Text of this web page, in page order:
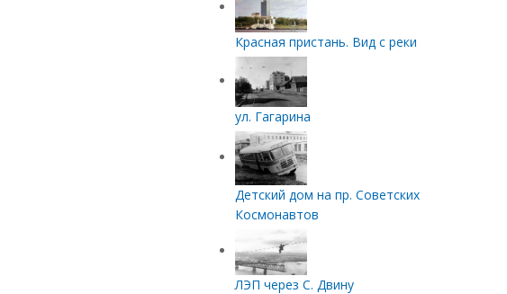
Красная пристань. Вид с реки
ул. Гагарина
Детский дом на пр. Советских
Космонавтов
ЛЭП через С. Двину